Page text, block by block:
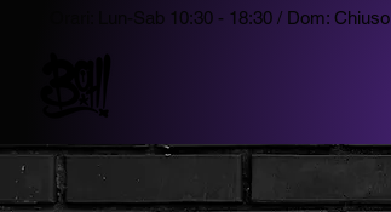
Orari: Lun-Sab 10:30 - 18:30 / Dom: Chiuso